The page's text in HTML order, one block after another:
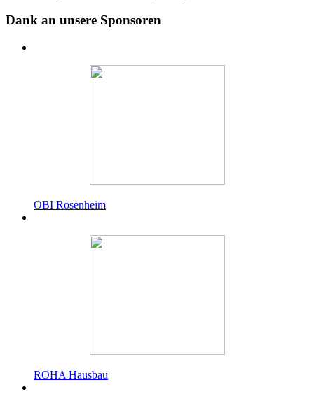
Dank an unsere Sponsoren
OBI Rosenheim
ROHA Hausbau